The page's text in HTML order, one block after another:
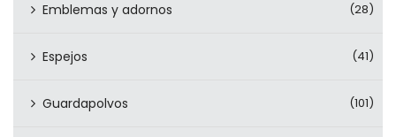
Emblemas y adornos (28)
Espejos (41)
Guardapolvos (101)